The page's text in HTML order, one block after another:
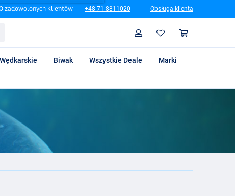
zadowolonych klientów +48 71 8811020 Obsługa klienta
Profil
Biwak Wszystkie Deale
Marki